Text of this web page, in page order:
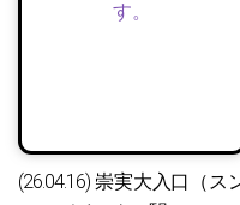
(26.04.16) 崇実大入口（ス